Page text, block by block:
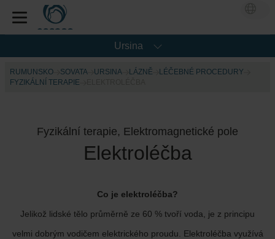
Ursina
RUMUNSKO SOVATA URSINA LÁZNĚ
LÉČEBNÉ PROCEDURY
FYZIKÁLNÍ TERAPIE
Fyzikální terapie, Elektromagnetické pole
Elektroléčba
Co je elektroléčba?
Jelikož lidské tělo průměrně ze 60 % tvoří voda, je z principu
velmi dobrým vodičem elektrického proudu. Elektroléčba využívá